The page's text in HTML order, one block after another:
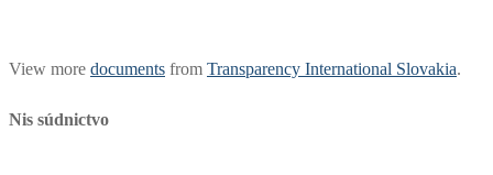
View more documents from Transparency International Slovakia.
Nis súdnictvo